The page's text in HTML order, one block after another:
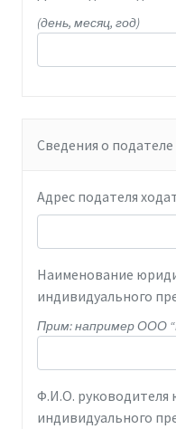
(день, месяц, год)
Сведения о
Адрес подателя
Наименование
индивидуального
Прим: например ООО
Ф.И.О. руководителя
индивидуального